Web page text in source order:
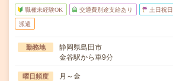
職種未経験OK 交通費別途支給あり 土日祝
派遣
勤務地
静岡県島田市
金谷駅から車9分
曜日頻度 月～金